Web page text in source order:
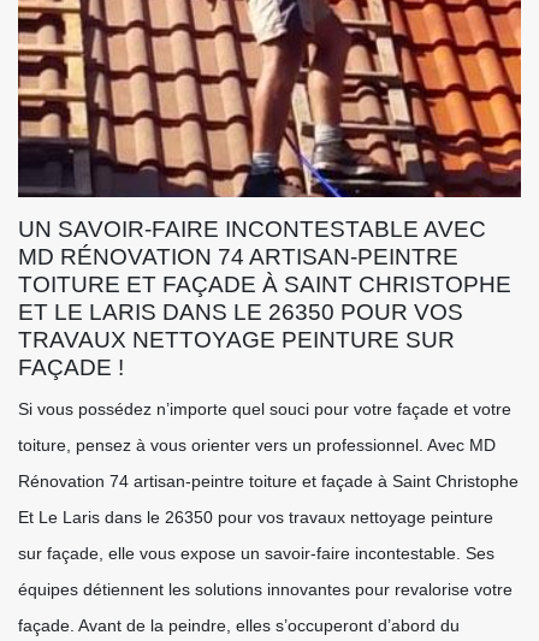
UN SAVOIR-FAIRE INCONTESTABLE AVEC
MD RÉNOVATION 74 ARTISAN-PEINTRE
TOITURE ET FAÇADE À SAINT CHRISTOPHE
ET LE LARIS DANS LE 26350 POUR VOS
TRAVAUX NETTOYAGE PEINTURE SUR
FAÇADE !
Si vous possédez n’importe quel souci pour votre façade et votre
toiture, pensez à vous orienter vers un professionnel. Avec MD
Rénovation 74 artisan-peintre toiture et façade à Saint Christophe
Et Le Laris dans le 26350 pour vos travaux nettoyage peinture
sur façade, elle vous expose un savoir-faire incontestable. Ses
équipes détiennent les solutions innovantes pour revalorise votre
façade. Avant de la peindre, elles s’occuperont d’abord du